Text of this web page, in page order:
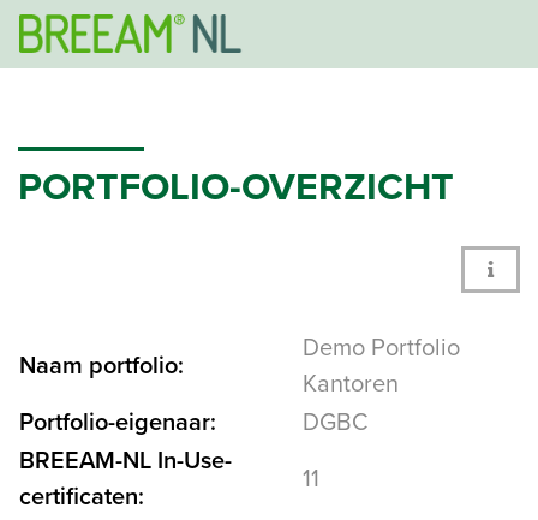
PORTFOLIO-OVERZICHT
Naam portfolio:
Demo Portfolio
Kantoren
Portfolio-eigenaar:
DGBC
BREEAM-NL In-Use-
certificaten:
11